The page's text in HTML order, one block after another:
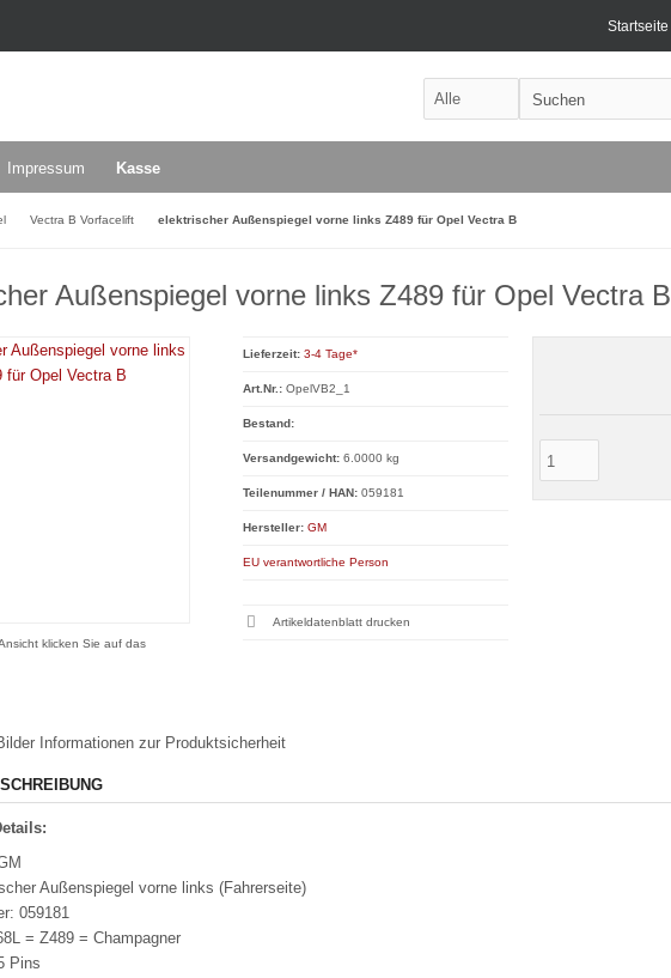
Startseite
Impressum Kasse
Vectra B Vorfacelift elektrischer Außenspiegel vorne links Z489 für Opel Vectra B
Außenspiegel vorne links Z489 für Opel Vectra B
klicken Sie auf das
Lieferzeit: 3-4 Tage*
Art.Nr.: OpelVB2_1
Bestand:
Versandgewicht:6.0000 kg
Teilenummer / HAN:059181
Hersteller: GM
EU verantwortliche Person
Artikeldatenblatt drucken
Informationen zur Produktsicherheit
Außenspiegel vorne links (Fahrerseite)
059181
= Z489 = Champagner
Pins